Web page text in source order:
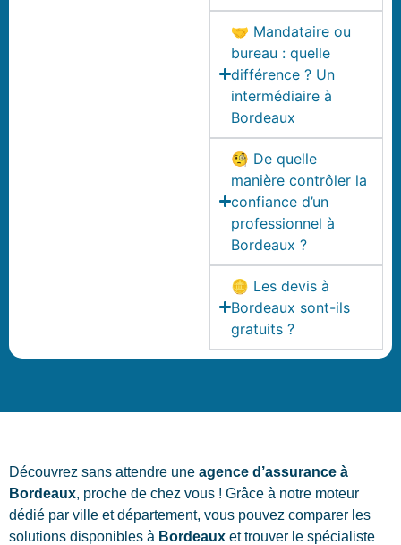
🤝 Mandataire ou
bureau : quelle
différence ? Un
intermédiaire à
Bordeaux
🧐 De quelle
manière contrôler la
confiance d’un
professionnel à
Bordeaux ?
🪙 Les devis à
Bordeaux sont-ils
gratuits ?
Découvrez sans attendre une agence d’assurance à
Bordeaux, proche de chez vous ! Grâce à notre moteur
dédié par ville et département, vous pouvez comparer les
solutions disponibles à Bordeaux et trouver le spécialiste